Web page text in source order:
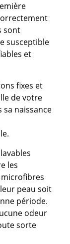
sont
susceptible
et
fixes et
de votre
sa naissance
les
peau soit
période.
odeur
sorte